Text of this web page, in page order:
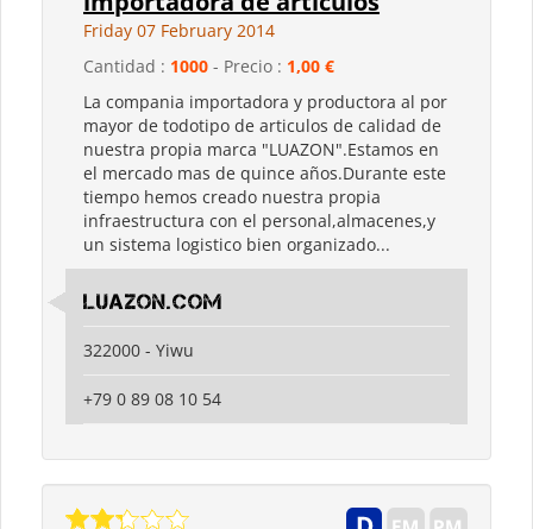
Friday 07 February 2014
Cantidad : 1000 - Precio : 1,00 €
La compania importadora y productora al por
mayor de todotipo de articulos de calidad de
nuestra propia marca "LUAZON".Estamos en
el mercado mas de quince años.Durante este
tiempo hemos creado nuestra propia
infraestructura con el personal,almacenes,y
un sistema logistico bien organizado...
luazon.com
322000 - Yiwu
+79 0 89 08 10 54